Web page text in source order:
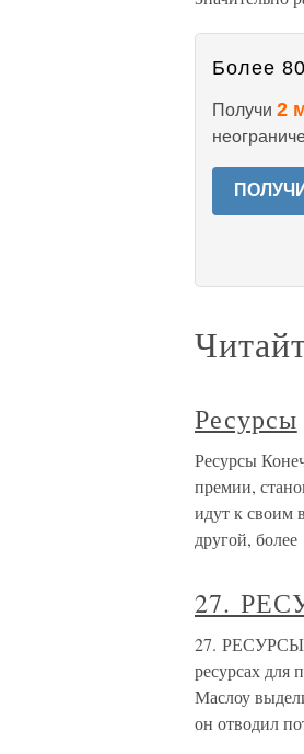
Более
Получи 2
Ресурсы
Ресурсы
премии,
идут к своим
другой, более
27.
27. РЕСУРСЫ
ресурсах для
Маслоу
он отводил